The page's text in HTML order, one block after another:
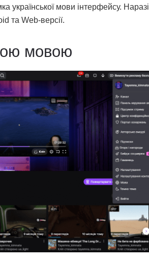
української мови інтерфейсу. Наразі
та Web-версії.
мовою